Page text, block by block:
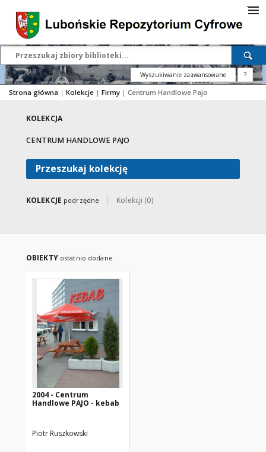
Wyszukiwanie zaawansowane ?
Strona główna | Kolekcje | Firmy | Centrum Handlowe Pajo
KOLEKCJA
CENTRUM HANDLOWE PAJO
Przeszukaj kolekcję
KOLEKCJE podrzędne Kolekcji (0)
OBIEKTY ostatnio dodane
2004 - Centrum
Handlowe PAJO - kebab
Piotr Ruszkowski